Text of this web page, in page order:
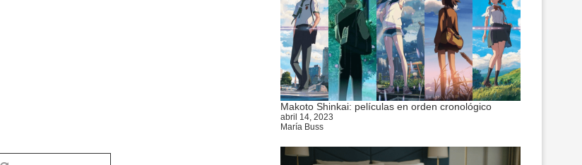
Makoto Shinkai: películas en orden cronológico
abril 14, 2023
María Buss